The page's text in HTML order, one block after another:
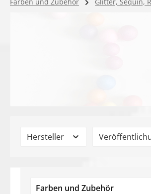
Hersteller
Farben und Zubehör